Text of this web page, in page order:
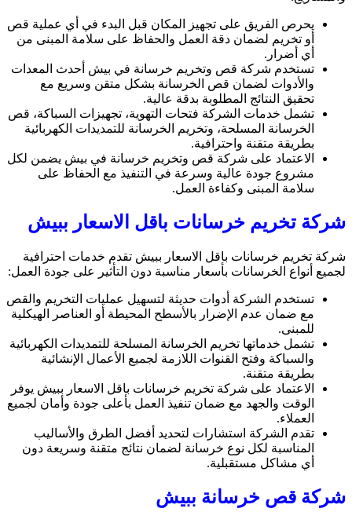
يحرص الفريق على تجهيز المكان قبل البدء في أي عملية قص
أو تخريم لضمان دقة العمل والحفاظ على سلامة المبنى من
أي أضرار.
تستخدم شركة قص وتخريم خرسانة في بيش أحدث المعدات
والأدوات لضمان قص الخرسانة بشكل متقن وسريع مع
تحقيق النتائج المطلوبة بدقة عالية.
تشمل خدمات الشركة فتحات التهوية، تجهيزات السباكة، قص
الخرسانة المسلحة، وتخريم الخرسانة للتمديدات الكهربائية
بطريقة متقنة واحترافية.
الاعتماد على شركة قص وتخريم خرسانة في بيش يضمن لكل
مشروع جودة عالية وسرعة في التنفيذ مع الحفاظ على
سلامة المبنى وكفاءة العمل.
شركة تخريم خرسانات باقل الاسعار ببيش
شركة تخريم خرسانات باقل الاسعار ببيش تقدم خدمات احترافية
لجميع أنواع الخرسانات بأسعار مناسبة دون التأثير على جودة العمل:
تستخدم الشركة أدوات حديثة لتسهيل عمليات التخريم والقص
مع ضمان عدم الإضرار بالأسطح المحيطة أو العناصر الهيكلية
للمبنى.
تشمل خدماتها تخريم الخرسانة المسلحة للتمديدات الكهربائية
والسباكة وفتح القنوات اللازمة لجميع الأعمال الإنشائية
بطريقة متقنة.
الاعتماد على شركة تخريم خرسانات باقل الاسعار ببيش يوفر
الوقت والجهد مع ضمان تنفيذ العمل بأعلى جودة وأمان لجميع
العملاء.
تقدم الشركة استشارات لتحديد أفضل الطرق والأساليب
المناسبة لكل نوع خرسانة لضمان نتائج متقنة وسريعة دون
أي مشاكل مستقبلية.
شركة قص خرسانة ببيش